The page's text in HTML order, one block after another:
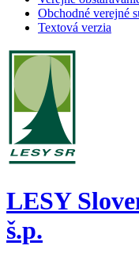
Obchodné verejné
Textová verzia
LESY
š.p.